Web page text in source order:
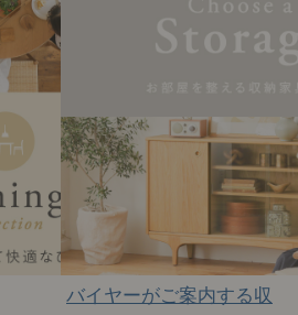
バイヤーがご案内する収